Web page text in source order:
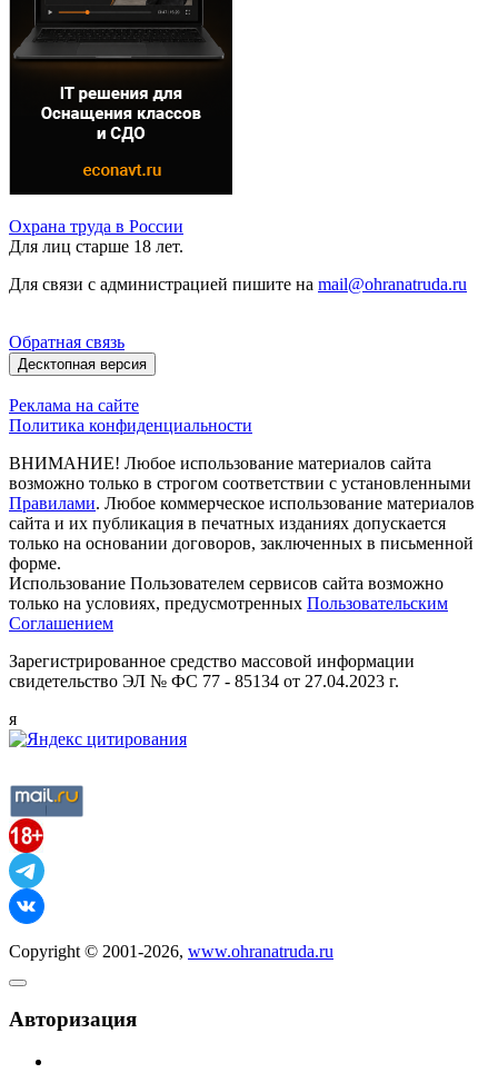
Охрана труда в России
Для лиц старше 18 лет.
Для связи с администрацией пишите на mail@ohranatruda.ru
Обратная связь
Десктопная версия
Реклама на сайте
Политика конфиденциальности
ВНИМАНИЕ! Любое использование материалов сайта
возможно только в строгом соответствии с установленными
Правилами. Любое коммерческое использование материалов
сайта и их публикация в печатных изданиях допускается
только на основании договоров, заключенных в письменной
форме.
Использование Пользователем сервисов сайта возможно
только на условиях, предусмотренных Пользовательским
Соглашением
Зарегистрированное средство массовой информации
свидетельство ЭЛ № ФС 77 - 85134 от 27.04.2023 г.
я
Copyright © 2001-2026, www.ohranatruda.ru
Авторизация